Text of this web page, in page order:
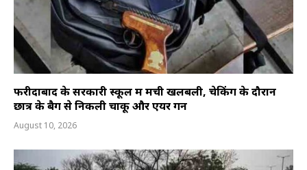
फरीदाबाद के सरकारी स्कूल में मची खलबली, चेकिंग के दौरान
छात्र के बैग से निकली चाकू और एयर गन
August 10, 2026